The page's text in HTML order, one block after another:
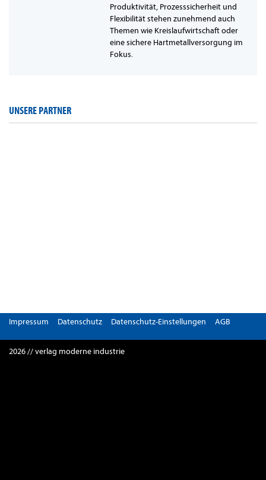
Produktivität, Prozesssicherheit und
Flexibilität stehen zunehmend auch
Themen wie Kreislaufwirtschaft oder
eine sichere Hartmetallversorgung im
Fokus.
UNSERE PARTNER
Impressum Datenschutz Datenschutz-Einstellungen AGB
2026 // verlag moderne industrie